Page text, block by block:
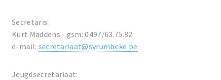
Secretaris:
Kurt Maddens - gsm: 0497/63.75.82
e-mail: secretariaat@svrumbeke.be
Jeugdsecretariaat: